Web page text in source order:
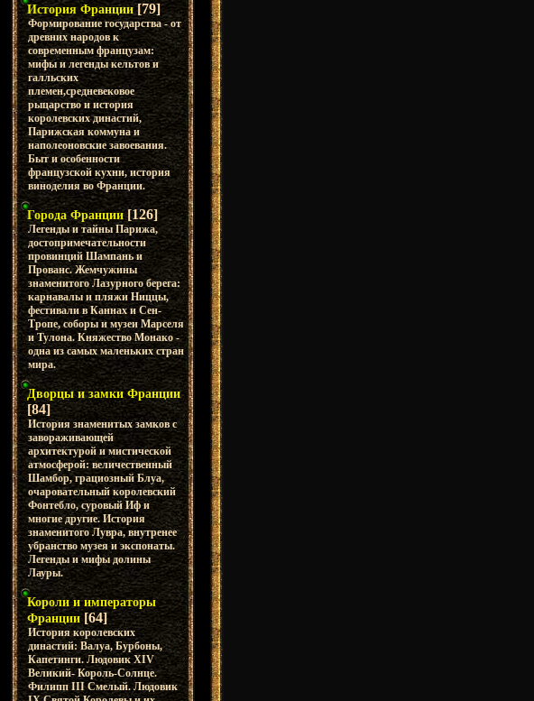
История Франции [79]
Формирование государства - от
древних народов к
современным французам:
мифы и легенды кельтов и
галльских
племен,средневековое
рыцарство и история
королевских династий,
Парижская коммуна и
наполеоновские завоевания.
Быт и особенности
французской кухни, история
виноделия во Франции.
Города Франции [126]
Легенды и тайны Парижа,
достопримечательности
провинций Шампань и
Прованс. Жемчужины
знаменитого Лазурного берега:
карнавалы и пляжи Ниццы,
фестивали в Каннах и Сен-
Тропе, соборы и музеи Марселя
и Тулона. Княжество Монако -
одна из самых маленьких стран
мира.
Дворцы и замки Франции
[84]
История знаменитых замков с
завораживающей
архитектурой и мистической
атмосферой: величественный
Шамбор, грациозный Блуа,
очаровательный королевский
Фонтебло, суровый Иф и
многие другие. История
знаменитого Лувра, внутренее
убранство музея и экспонаты.
Легенды и мифы долины
Лауры.
Короли и императоры
Франции [64]
История королевских
династий: Валуа, Бурбоны,
Капетинги. Людовик XIV
Великий- Король-Солнце.
Филипп III Смелый. Людовик